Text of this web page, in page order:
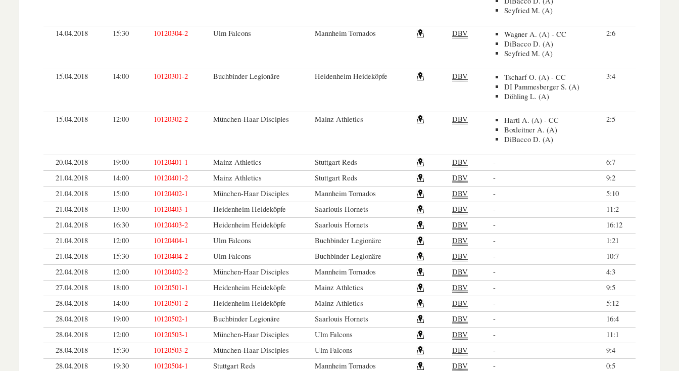
Seyfried M. (A)
14.04.2018 15:30 10120304-2 Ulm Falcons Mannheim Tornados DBV
Wagner A. (A) - CC
DiBacco D. (A)
Seyfried M. (A)
2:6
15.04.2018 14:00 10120301-2 Buchbinder Legionäre Heidenheim Heideköpfe DBV
Tscharf O. (A) - CC
DI Pammesberger S. (A)
Döhling L. (A)
3:4
15.04.2018 12:00 10120302-2 München-Haar Disciples Mainz Athletics DBV
Hartl A. (A) - CC
Boxleitner A. (A)
DiBacco D. (A)
2:5
20.04.2018 19:00 10120401-1 Mainz Athletics Stuttgart Reds DBV -
6:7
21.04.2018
14:00 10120401-2 Mainz Athletics Stuttgart Reds DBV -
9:2
21.04.2018
15:00 10120402-1 München-Haar Disciples Mannheim Tornados DBV -
5:10
21.04.2018
13:00 10120403-1 Heidenheim Heideköpfe Saarlouis Hornets DBV -
11:2
21.04.2018
16:30 10120403-2 Heidenheim Heideköpfe Saarlouis Hornets DBV -
16:12
21.04.2018
12:00 10120404-1 Ulm Falcons Buchbinder Legionäre DBV -
1:21
21.04.2018
15:30 10120404-2 Ulm Falcons Buchbinder Legionäre DBV -
10:7
22.04.2018
12:00 10120402-2 München-Haar Disciples Mannheim Tornados DBV -
4:3
27.04.2018
18:00 10120501-1 Heidenheim Heideköpfe Mainz Athletics DBV -
9:5
28.04.2018
14:00 10120501-2 Heidenheim Heideköpfe Mainz Athletics DBV -
5:12
28.04.2018
19:00 10120502-1 Buchbinder Legionäre Saarlouis Hornets DBV -
16:4
28.04.2018
12:00 10120503-1 München-Haar Disciples Ulm Falcons DBV -
11:1
28.04.2018
15:30 10120503-2 München-Haar Disciples Ulm Falcons DBV -
9:4
28.04.2018
19:30 10120504-1 Stuttgart Reds Mannheim Tornados DBV -
0:5